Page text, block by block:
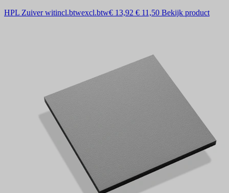
HPL Zuiver witincl.btwexcl.btw€ 13,92 € 11,50 Bekijk product